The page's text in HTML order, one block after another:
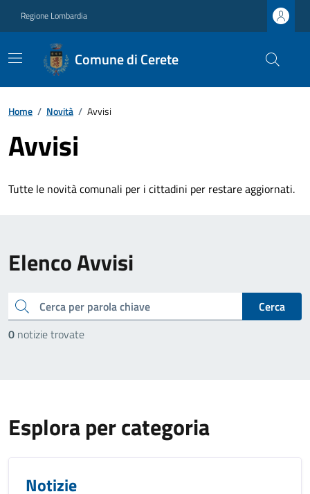
Regione Lombardia
Comune di Cerete
Home / Novità / Avvisi
Avvisi
Tutte le novità comunali per i cittadini per restare aggiornati.
Elenco Avvisi
cerca
Cerca
0 notizie trovate
Esplora per categoria
Notizie